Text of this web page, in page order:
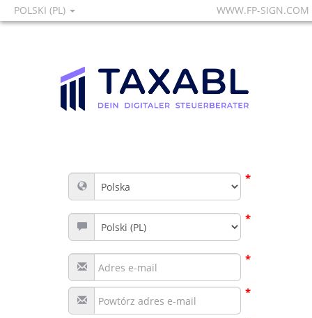
POLSKI (PL) WWW.FP-SIGN.COM
*
*
*
*